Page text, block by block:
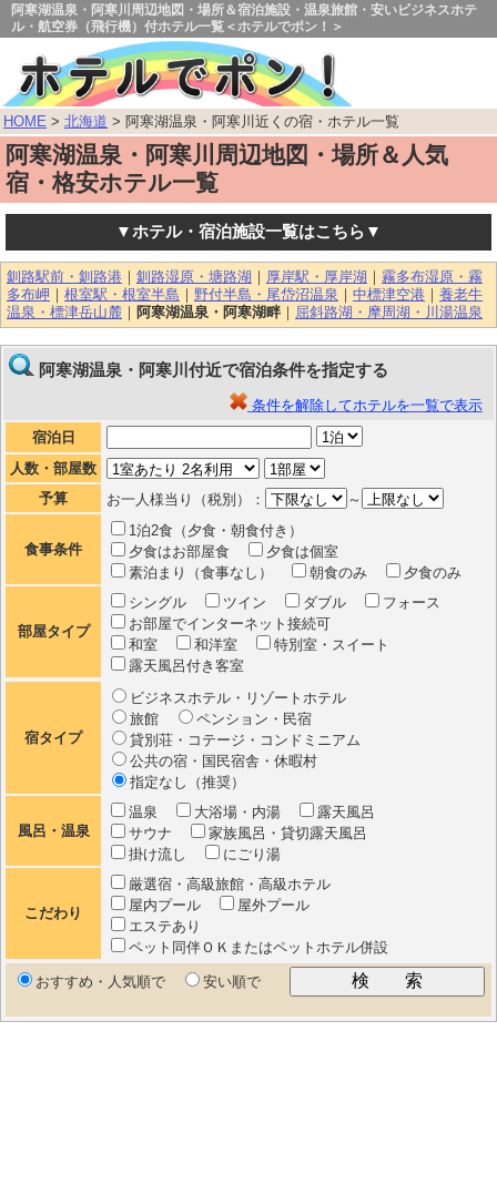
阿寒湖温泉・阿寒川周辺地図・場所＆宿泊施設・温泉旅館・安いビジネスホテ
ル・航空券（飛行機）付ホテル一覧＜ホテルでポン！＞
HOME > 北海道 > 阿寒湖温泉・阿寒川近くの宿・ホテル一覧
阿寒湖温泉・阿寒川周辺地図・場所＆人気
宿・格安ホテル一覧
▼ホテル・宿泊施設一覧はこちら▼
釧路駅前・釧路港 ｜ 釧路湿原・塘路湖 ｜ 厚岸駅・厚岸湖 ｜ 霧多布湿原・霧
多布岬 ｜ 根室駅・根室半島 ｜ 野付半島・尾岱沼温泉 ｜ 中標津空港 ｜ 養老牛
温泉・標津岳山麓 ｜ 阿寒湖温泉・阿寒湖畔 ｜ 屈斜路湖・摩周湖・川湯温泉
阿寒湖温泉・阿寒川付近で宿泊条件を指定する
条件を解除してホテルを一覧で表示
宿泊日
人数・部屋数
予算
お一人様当り（税別）： ～
食事条件
1泊2食（夕食・朝食付き）
夕食はお部屋食
夕食は個室
素泊まり（食事なし）
朝食のみ 夕食のみ
部屋タイプ
シングル ツイン ダブル
フォース
お部屋でインターネット接続可
和室
和洋室
特別室・スイート
露天風呂付き客室
宿タイプ
ビジネスホテル・リゾートホテル
旅館
ペンション・民宿
貸別荘・コテージ・コンドミニアム
公共の宿・国民宿舎・休暇村
指定なし（推奨）
風呂・温泉
温泉 大浴場・内湯
露天風呂
サウナ
家族風呂・貸切露天風呂
掛け流し
にごり湯
こだわり
厳選宿・高級旅館・高級ホテル
屋内プール
屋外プール
エステあり
ペット同伴ＯＫまたはペットホテル併設
おすすめ・人気順で 安い順で